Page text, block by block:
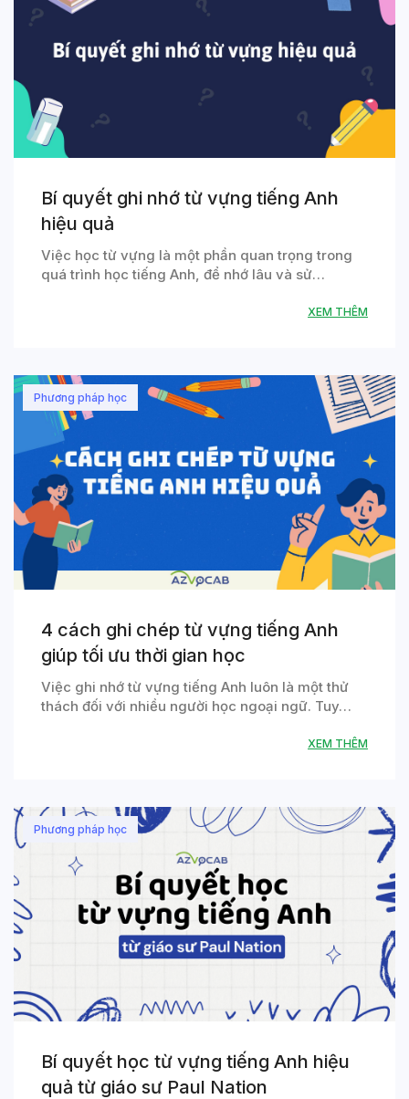
Bí quyết ghi nhớ từ vựng tiếng Anh
hiệu quả
Việc học từ vựng là một phần quan trọng trong
quá trình học tiếng Anh, để nhớ lâu và sử…
XEM THÊM
Phương pháp học
4 cách ghi chép từ vựng tiếng Anh
giúp tối ưu thời gian học
Việc ghi nhớ từ vựng tiếng Anh luôn là một thử
thách đối với nhiều người học ngoại ngữ. Tuy…
XEM THÊM
Phương pháp học
Bí quyết học từ vựng tiếng Anh hiệu
quả từ giáo sư Paul Nation